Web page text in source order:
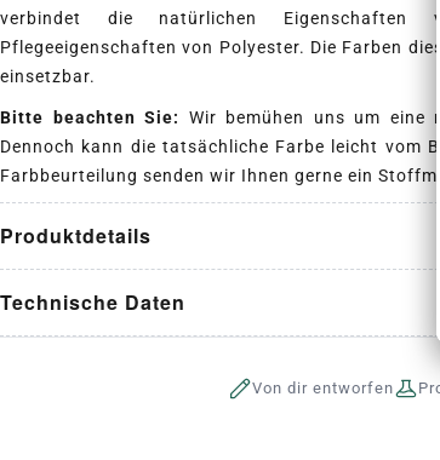
verbindet die natürlichen
Pflegeeigenschaften von Polyester. Die Farben
einsetzbar.
Bitte beachten Sie:
Wir bemühen uns um eine
Dennoch kann die tatsächliche Farbe leicht vom
Farbbeurteilung senden wir Ihnen gerne ein
Produktdetails
Technische Daten
Von dir entworfen